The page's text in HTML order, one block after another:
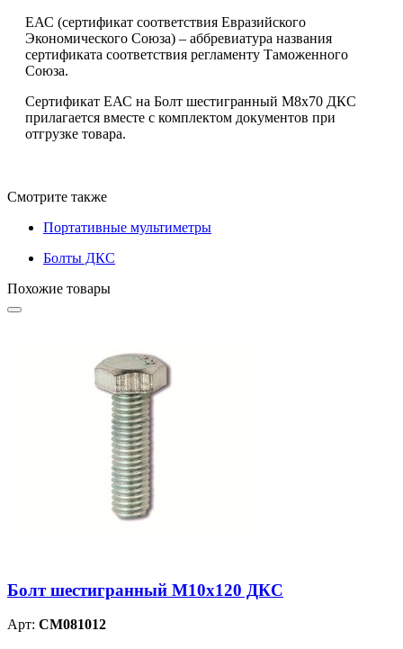
ЕАС (сертификат соответствия Евразийского
Экономического Союза) – аббревиатура названия
сертификата соответствия регламенту Таможенного
Союза.
Сертификат ЕАС на Болт шестигранный М8х70 ДКС
прилагается вместе с комплектом документов при
отгрузке товара.
Смотрите также
Портативные мультиметры
Болты ДКС
Похожие товары
Болт шестигранный М10х120 ДКС
Арт: CM081012